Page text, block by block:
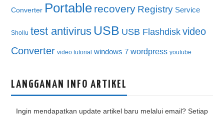
Converter Portable recovery Registry Service
Shollu test antivirus USB USB Flashdisk video
Converter video tutorial windows 7 wordpress youtube
LANGGANAN INFO ARTIKEL
Ingin mendapatkan update artikel baru melalui email? Setiap